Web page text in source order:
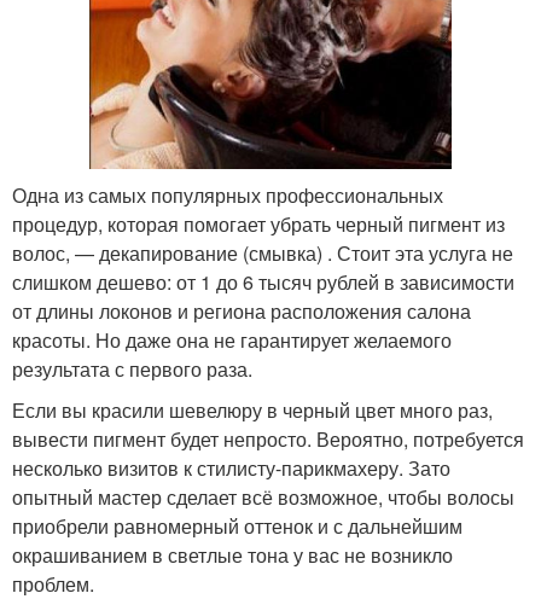
Одна из самых популярных профессиональных
процедур, которая помогает убрать черный пигмент из
волос, — декапирование (смывка) . Стоит эта услуга не
слишком дешево: от 1 до 6 тысяч рублей в зависимости
от длины локонов и региона расположения салона
красоты. Но даже она не гарантирует желаемого
результата с первого раза.
Если вы красили шевелюру в черный цвет много раз,
вывести пигмент будет непросто. Вероятно, потребуется
несколько визитов к стилисту-парикмахеру. Зато
опытный мастер сделает всё возможное, чтобы волосы
приобрели равномерный оттенок и с дальнейшим
окрашиванием в светлые тона у вас не возникло
проблем.